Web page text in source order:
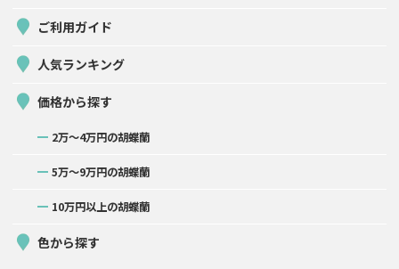
ご利用ガイド
人気ランキング
価格から探す
2万〜4万円の胡蝶蘭
5万〜9万円の胡蝶蘭
10万円以上の胡蝶蘭
色から探す